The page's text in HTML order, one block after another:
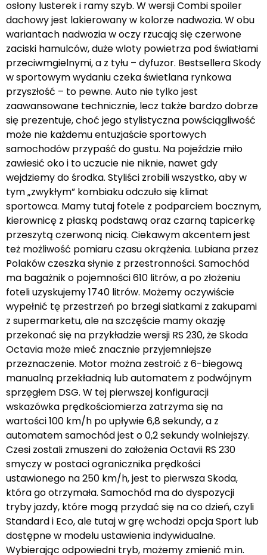
osłony lusterek i ramy szyb. W wersji Combi spoiler
dachowy jest lakierowany w kolorze nadwozia. W obu
wariantach nadwozia w oczy rzucają się czerwone
zaciski hamulców, duże wloty powietrza pod światłami
przeciwmgielnymi, a z tyłu – dyfuzor. Bestsellera Skody
w sportowym wydaniu czeka świetlana rynkowa
przyszłość – to pewne. Auto nie tylko jest
zaawansowane technicznie, lecz także bardzo dobrze
się prezentuje, choć jego stylistyczna powściągliwość
może nie każdemu entuzjaście sportowych
samochodów przypaść do gustu. Na pojeździe miło
zawiesić oko i to uczucie nie niknie, nawet gdy
wejdziemy do środka. Styliści zrobili wszystko, aby w
tym „zwykłym” kombiaku odczuło się klimat
sportowca. Mamy tutaj fotele z podparciem bocznym,
kierownicę z płaską podstawą oraz czarną tapicerkę
przeszytą czerwoną nicią. Ciekawym akcentem jest
też możliwość pomiaru czasu okrążenia. Lubiana przez
Polaków czeszka słynie z przestronności. Samochód
ma bagażnik o pojemności 610 litrów, a po złożeniu
foteli uzyskujemy 1740 litrów. Możemy oczywiście
wypełnić tę przestrzeń po brzegi siatkami z zakupami
z supermarketu, ale na szczęście mamy okazję
przekonać się na przykładzie wersji RS 230, że Skoda
Octavia może mieć znacznie przyjemniejsze
przeznaczenie. Motor można zestroić z 6-biegową
manualną przekładnią lub automatem z podwójnym
sprzęgłem DSG. W tej pierwszej konfiguracji
wskazówka prędkościomierza zatrzyma się na
wartości 100 km/h po upływie 6,8 sekundy, a z
automatem samochód jest o 0,2 sekundy wolniejszy.
Czesi zostali zmuszeni do założenia Octavii RS 230
smyczy w postaci ogranicznika prędkości
ustawionego na 250 km/h, jest to pierwsza Skoda,
która go otrzymała. Samochód ma do dyspozycji
tryby jazdy, które mogą przydać się na co dzień, czyli
Standard i Eco, ale tutaj w grę wchodzi opcja Sport lub
dostępne w modelu ustawienia indywidualne.
Wybierając odpowiedni tryb, możemy zmienić m.in.